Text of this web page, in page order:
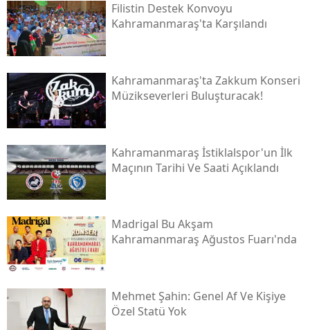
Filistin Destek Konvoyu
Kahramanmaraş'ta Karşılandı
Kahramanmaraş'ta Zakkum Konseri
Müzikseverleri Buluşturacak!
Kahramanmaraş İstiklalspor'un İlk
Maçının Tarihi Ve Saati Açıklandı
Madrigal Bu Akşam
Kahramanmaraş Ağustos Fuarı'nda
Mehmet Şahin: Genel Af Ve Kişiye
Özel Statü Yok